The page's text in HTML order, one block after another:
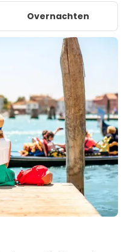
Overnachten